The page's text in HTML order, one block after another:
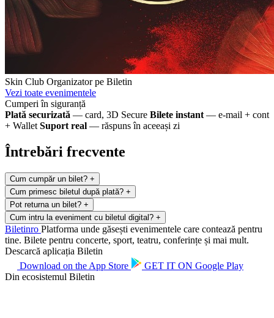
Skin Club Organizator pe Biletin
Vezi toate evenimentele
Cumperi în siguranță
Plată securizată — card, 3D Secure Bilete instant — e-mail + cont
+ Wallet Suport real — răspuns în aceeași zi
Întrebări frecvente
Cum cumpăr un bilet? +
Cum primesc biletul după plată? +
Pot returna un bilet? +
Cum intru la eveniment cu biletul digital? +
Biletinro Platforma unde găsești evenimentele care contează pentru
tine. Bilete pentru concerte, sport, teatru, conferințe și mai mult.
Descarcă aplicația Biletin
Download on the App Store GET IT ON Google Play
Din ecosistemul Biletin